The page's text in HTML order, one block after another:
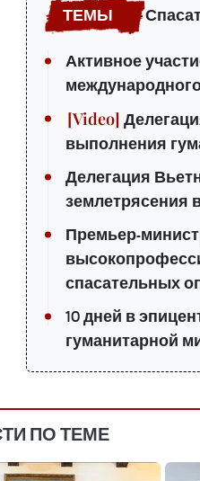
Активное
выполнения
Делегация
землетрясения
Премьер-
спасательных
10 дней в
гуманитарной
ПО ТЕМЕ